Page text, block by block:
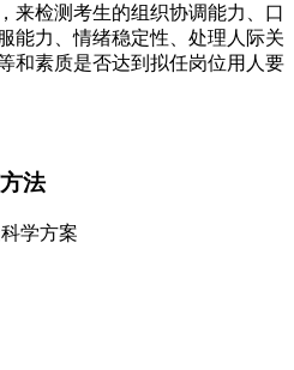
来检测考生的组织协调能力、口
能力、情绪稳定性、处理人际关
和素质是否达到拟任岗位用人要
法
学方案